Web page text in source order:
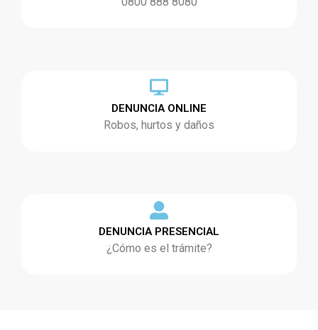
DENUNCIA ONLINE
Robos, hurtos y daños
DENUNCIA PRESENCIAL
¿Cómo es el trámite?